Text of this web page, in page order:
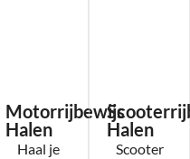
Motorrijbewijs
Halen
Haal je
Halen
Scooter